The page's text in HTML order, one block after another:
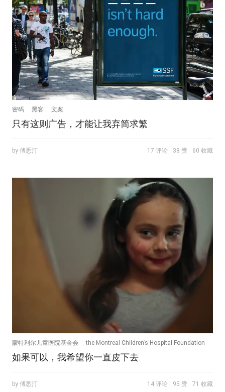
密码 黑客 文案
只有这则广告，才能让我弃简求繁
by 傅悉汀 17 评论 38 赞 60 收藏
蒙特利尔儿童医院基金会 the Montreal Children’s Hospital Foundation
熊孩子
如果可以，我希望你一直皮下去
by 傅悉汀 14 评论 95 赞 71 收藏